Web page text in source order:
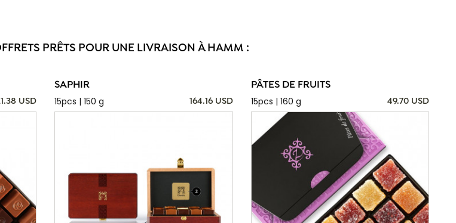
PRÊTS POUR UNE LIVRAISON À HAMM :
USD
SAPHIR
15pcs | 150 g
164.16 USD
PÂTES DE FRUITS
15pcs | 160 g
49.70 USD